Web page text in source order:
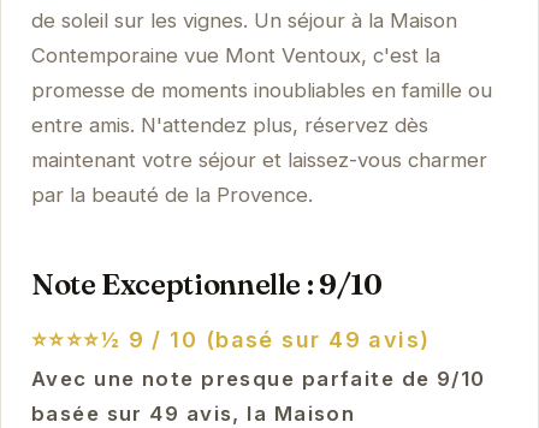
de soleil sur les vignes. Un séjour à la Maison
Contemporaine vue Mont Ventoux, c'est la
promesse de moments inoubliables en famille ou
entre amis. N'attendez plus, réservez dès
maintenant votre séjour et laissez-vous charmer
par la beauté de la Provence.
Note Exceptionnelle : 9/10
⭐⭐⭐⭐½ 9 / 10 (basé sur 49 avis)
Avec une note presque parfaite de 9/10
basée sur 49 avis, la Maison